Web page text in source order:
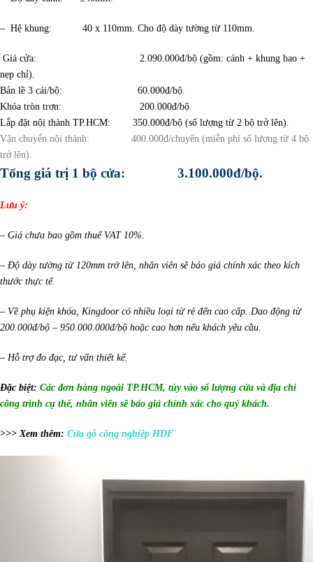
– Hệ khung: 40 x 110mm. Cho độ dày tường từ 110mm.
Giá cửa: 2.090.000đ/bộ (gồm: cánh + khung bao +
nẹp chỉ).
Bản lề 3 cái/bộ: 60.000đ/bộ.
Khóa tròn trơn: 200.000đ/bộ.
Lắp đặt nội thành TP.HCM: 350.000đ/bộ (số lượng từ 2 bộ trở lên).
Vận chuyển nội thành: 400.000đ/chuyến (miễn phí số lượng từ 4 bộ
trở lên).
Tổng giá trị 1 bộ cửa: 3.100.000đ/bộ.
Lưu ý:
– Giá chưa bao gồm thuế VAT 10%.
– Độ dày tường từ 120mm trở lên, nhân viên sẽ báo giá chính xác theo kích
thước thực tế.
– Về phụ kiện khóa, Kingdoor có nhiều loại từ rẻ đến cao cấp. Dao động từ
200.000đ/bộ – 950.000.000đ/bộ hoặc cao hơn nếu khách yêu cầu
– Hỗ trợ đo đạc, tư vấn thiết kế.
Đặc biệt: Các đơn hàng ngoài TP.HCM, tùy vào số lượng cửa và địa chỉ
công trình cụ thể, nhân viên sẽ báo giá chính xác cho quý khách.
>>> Xem thêm: Cửa gỗ công nghiệp HDF